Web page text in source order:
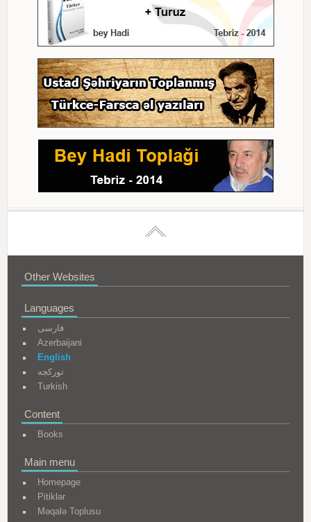
Other Websites
Languages
فارسی
Azerbaijani
English
تورکجه
Turkish
Content
Books
Main menu
Homepage
Pitiklər
Məqalə Toplusu